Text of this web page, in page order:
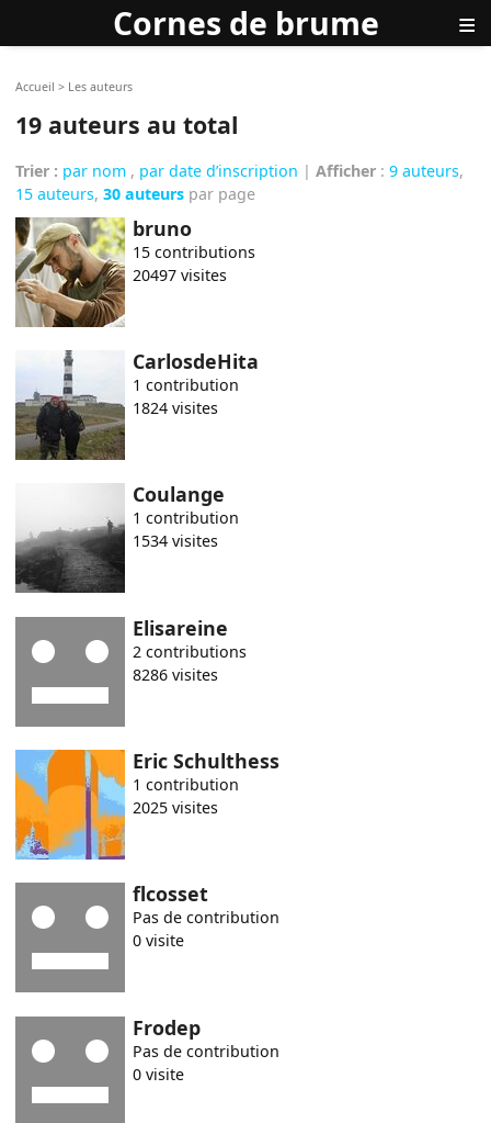
Cornes de brume ≡
Accueil > Les auteurs
19 auteurs au total
Trier : par nom , par date d’inscription |Afficher :9 auteurs,
15 auteurs,30 auteurs par page
bruno
15 contributions
20497 visites
CarlosdeHita
1 contribution
1824 visites
Coulange
1 contribution
1534 visites
Elisareine
2 contributions
8286 visites
Eric Schulthess
1 contribution
2025 visites
flcosset
Pas de contribution
0 visite
Frodep
Pas de contribution
0 visite